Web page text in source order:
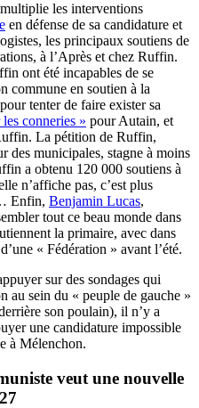
les interventions
en défense de sa candidature et
les principaux soutiens de
à l’Après et chez Ruffin.
ont été incapables de se
commune en soutien à la
tenter de faire exister sa
conneries » pour Autain, et
La pétition de Ruffin,
des municipales, stagne à moins
a obtenu 120 000 soutiens à
n’affiche pas, c’est plus
Enfin, Benjamin Lucas,
tout ce beau monde dans
la primaire, avec dans
« Fédération » avant l’été.
sur des sondages qui
au sein du « peuple de gauche »
son poulain), il n’y a
une candidature impossible
à Mélenchon.
veut une nouvelle